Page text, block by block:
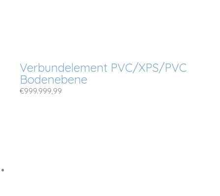
Verbundelement PVC/XPS/PVC
Bodenebene
€999.999,99